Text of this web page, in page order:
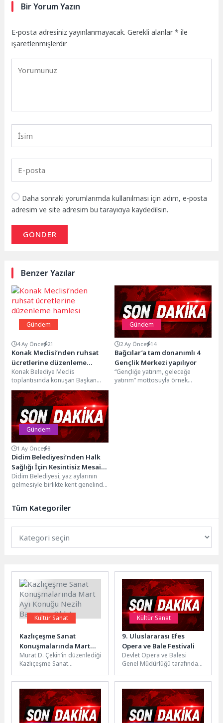
Bir Yorum Yazın
E-posta adresiniz yayınlanmayacak. Gerekli alanlar* ile
işaretlenmişlerdir
Daha sonraki yorumlarımda kullanılması için adım, e-posta
adresim ve site adresim bu tarayıcıya kaydedilsin.
GÖNDER
Benzer Yazılar
Gündem
4 Ay Önce 21
Konak Meclisi’nden ruhsat
ücretlerine düzenleme
hamlesi
Konak Belediye Meclis
toplantısında konuşan Başkan
Mutlu, İzmir Esnaf ve Sanatkarlar
Odaları Birliği’yle birlikte
oluşturulan...
Gündem
2 Ay Önce 14
Bağcılar’a tam donanımlı 4
Gençlik Merkezi yapılıyor
“Gençliğe yatırım, geleceğe
yatırım” mottosuyla örnek
Gündem
1 Ay Önce 8
Didim Belediyesi’nden Halk
Sağlığı İçin Kesintisiz Mesai:
İlaçlama Çalışmaları Aralıksız
Sürüyor
Didim Belediyesi, yaz aylarının
gelmesiyle birlikte kent genelinde
Tüm Kategoriler
Kültür Sanat
Kazlıçeşme Sanat
Konuşmalarında Mart
Ayı Konuğu Nezih
Başgelen Oldu!
Murat D. Çekin’in düzenlediği
Kazlıçeşme Sanat
konuğu arkeoloji, sanat ve
kültür alanlarındaki...
Kültür Sanat
9. Uluslararası Efes
Opera ve Bale Festivali
Devlet Opera ve Balesi
Genel Müdürlüğü tarafından
düzenlenen Uluslararası
Efes Opera ve...